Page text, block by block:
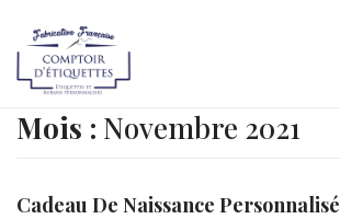
MON COMPTE
Mois : Novembre 2021
Cadeau De Naissance Personnalisé